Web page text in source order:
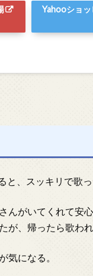
Yahooショ
と、スッキリで歌
んがいてくれて安心
が、帰ったら歌わ
気になる。